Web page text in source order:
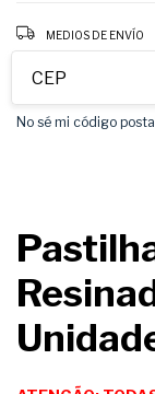
Entregas para el CP:
MEDIOS DE ENVÍO
No sé mi código postal